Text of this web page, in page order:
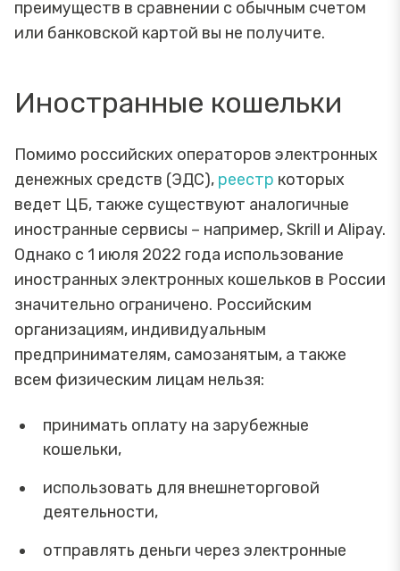
преимуществ в сравнении с обычным счетом
или банковской картой вы не получите.
Иностранные кошельки
Помимо российских операторов электронных
денежных средств (ЭДС), реестр которых
ведет ЦБ, также существуют аналогичные
иностранные сервисы – например, Skrill и Alipay.
Однако с 1 июля 2022 года использование
иностранных электронных кошельков в России
значительно ограничено. Российским
организациям, индивидуальным
предпринимателям, самозанятым, а также
всем физическим лицам нельзя:
принимать оплату на зарубежные
кошельки,
использовать для внешнеторговой
деятельности,
отправлять деньги через электронные